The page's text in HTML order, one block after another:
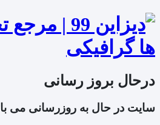
درحال بروز رسانی
سایت در حال به روزرسانی می